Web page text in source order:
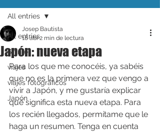
All entries
Shinto
viajes
viajes fotográficos
Japón
All entries
Japón: nueva etapa
Josep Bautista
18 abr2 min de lectura
Para los que me conocéis, ya sabéis
que no es la primera vez que vengo a
vivir a Japón, y me gustaría explicar
qué significa esta nueva etapa. Para
los recién llegados, permítame que le
haga un resumen. Tenga en cuenta